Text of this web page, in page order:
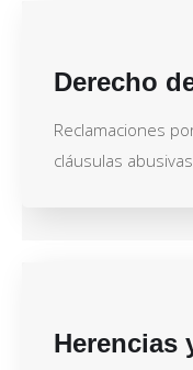
Derecho
Reclamaciones
cláusulas abusivas.
Herencias